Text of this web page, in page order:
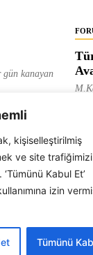
kişiselleştirilmiş
ve site
Kabul Et’
izin
Tümünü
gün kanayan
ve